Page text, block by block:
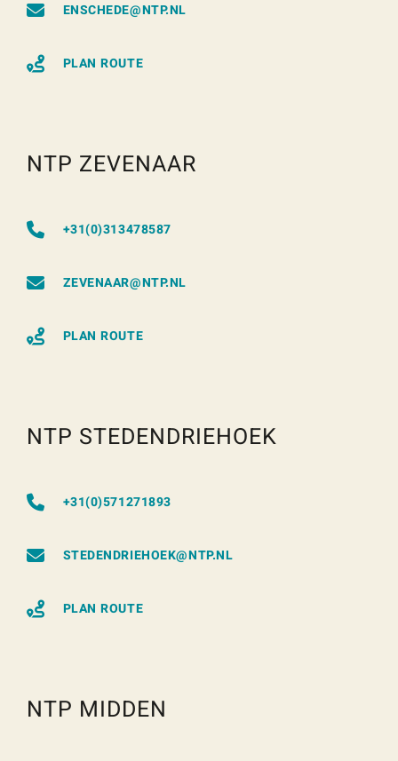
ENSCHEDE@NTP.NL
PLAN ROUTE
NTP ZEVENAAR
+31(0)313478587
ZEVENAAR@NTP.NL
PLAN ROUTE
NTP STEDENDRIEHOEK
+31(0)571271893
STEDENDRIEHOEK@NTP.NL
PLAN ROUTE
NTP MIDDEN